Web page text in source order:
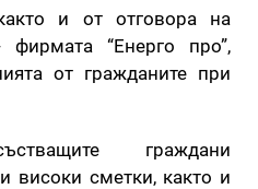
и от отговора на
фирмата “Енерго про”,
от гражданите при
граждани
високи сметки, както и